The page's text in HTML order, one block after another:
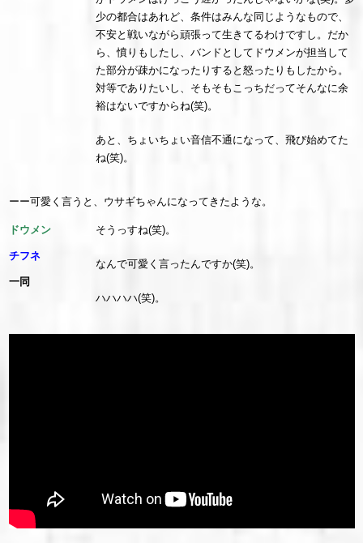
少の都合はあれど、条件はみんな同じようなもので、
不安と戦いながら頑張って生きてるわけですし。だか
ら、憤りもしたし、バンドとしてドウメンが担当して
た部分が疎かになったりすると怒ったりもしたから。
対等でありたいし、そもそもこっちだってそんなに余
裕はないですからね(笑)。
あと、ちょいちょい音信不通になって、飛び始めてた
ね(笑)。
ーー可愛く言うと、ウサギちゃんになってきたような。
ドウメン そうっすね(笑)。
チフネ
なんで可愛く言ったんですか(笑)。
一同
ハハハハ(笑)。